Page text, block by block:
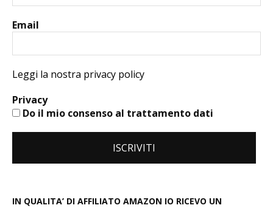
Email
Leggi la nostra privacy policy
Privacy
Do il mio consenso al trattamento dati
IN QUALITA’ DI AFFILIATO AMAZON IO RICEVO UN